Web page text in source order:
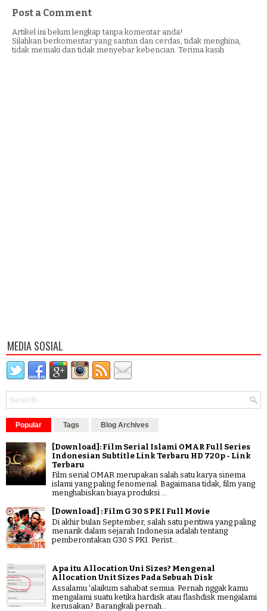
Post a Comment
Artikel ini belum lengkap tanpa komentar anda!
Silahkan berkomentar yang santun dan cerdas, tidak menghina,
tidak memaki dan tidak menyebar kebencian. Terima kasih
MEDIA SOSIAL
Popular Tags Blog Archives
[Download]: Film Serial Islami OMAR Full Series
Indonesian Subtitle Link Terbaru HD 720p - Link
Terbaru
Film serial OMAR merupakan salah satu karya sinema
islami yang paling fenomenal. Bagaimana tidak, film yang
menghabiskan biaya produksi ...
[Download] : Film G 30 S PKI Full Movie
Di akhir bulan September, salah satu peritiwa yang paling
menarik dalam sejarah Indonesia adalah tentang
pemberontakan G30 S PKI. Perist...
Apa itu Allocation Uni Sizes? Mengenal
Allocation Unit Sizes Pada Sebuah Disk
Assalamu 'alaikum sahabat semua. Pernah nggak kamu
mengalami suatu ketika hardisk atau flashdisk mengalami
kerusakan? Barangkali pernah...